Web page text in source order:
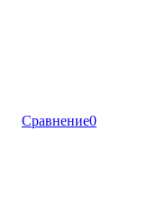
Сравнение0